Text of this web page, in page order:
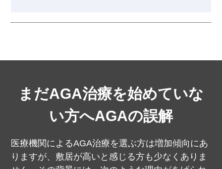
まだAGA治療を始めていな
い方へAGAの誤解
医療機関によるAGA治療を選ぶ方は増加傾向にあ
りますが、敷居が高いと感じる方も少なくありま